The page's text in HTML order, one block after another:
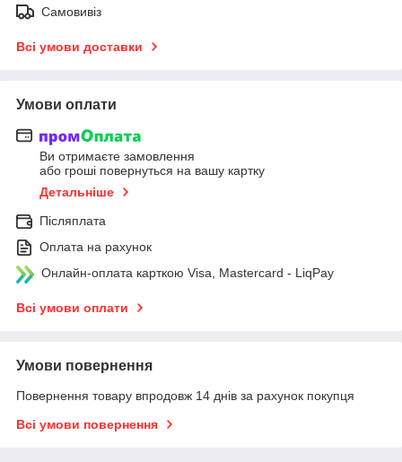
Самовивіз
Всі умови доставки
Умови оплати
Ви отримаєте замовлення
або гроші повернуться на вашу картку
Детальніше
Післяплата
Оплата на рахунок
Онлайн-оплата карткою Visa, Mastercard - LiqPay
Всі умови оплати
Умови повернення
Повернення товару впродовж 14 днів за рахунок покупця
Всі умови повернення